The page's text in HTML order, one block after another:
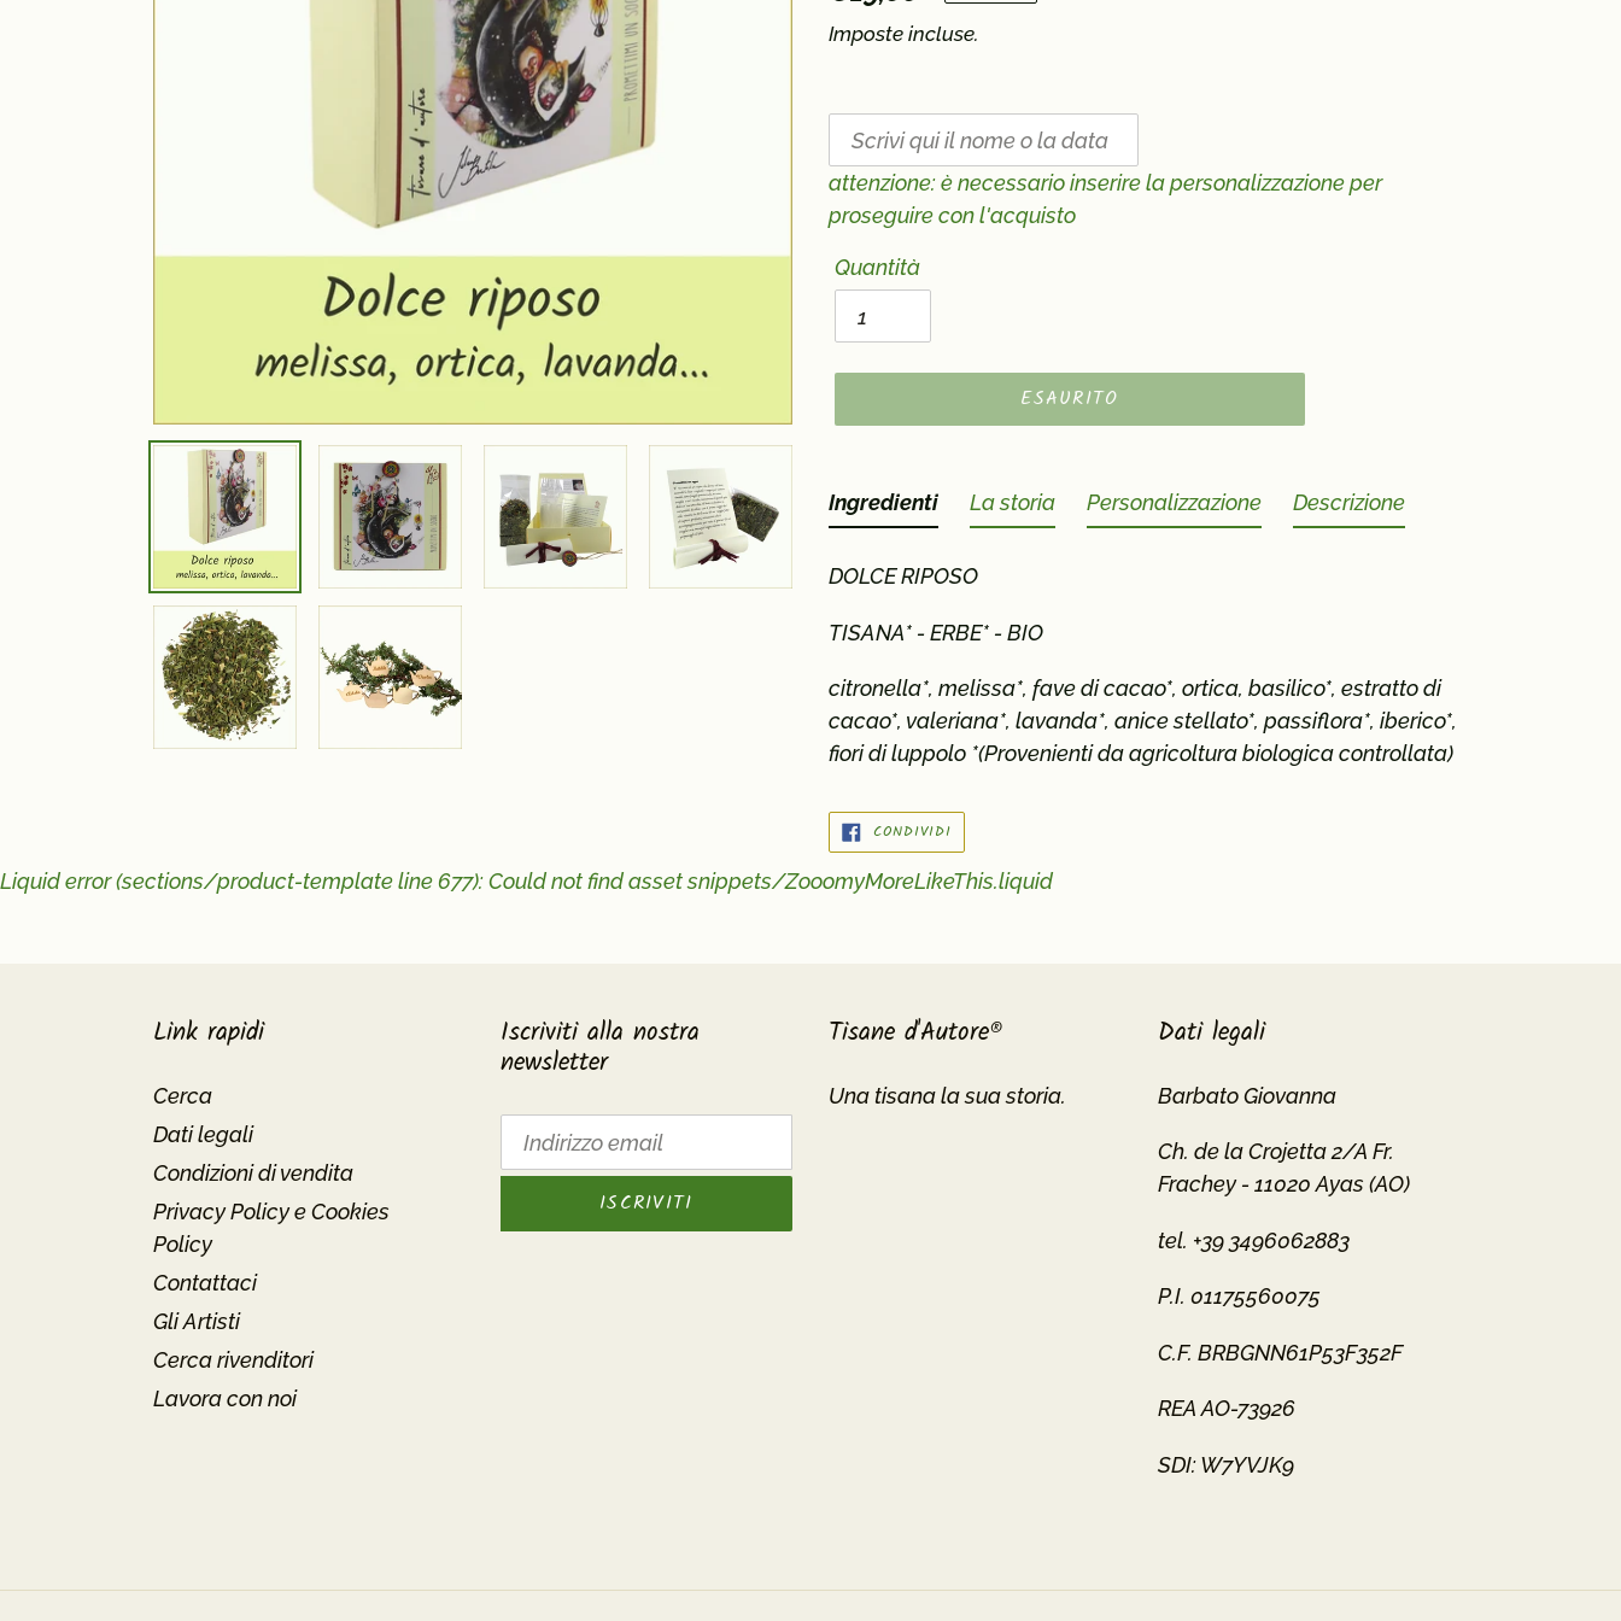
di
Imposte incluse.
attenzione: è necessario inserire la personalizzazione per
proseguire con l'acquisto
Quantità
ESAURITO
del
prodotto
nel
Ingredienti
DOLCE RIPOSO
TISANA* - ERBE* - BIO
citronella*, melissa*, fave di cacao*, ortica, basilico*, estratto di
cacao*, valeriana*, lavanda*, anice stellato*, passiflora*, iberico*,
fiori di luppolo *(Provenienti da agricoltura biologica controllata)
La storia Personalizzazione Descrizione
CONDIVIDICONDIVIDI
FACEBOOK
Liquid error (sections/product-template line 677): Could not find asset snippets/ZooomyMoreLikeThis.liquid
Link rapidi
Cerca
Dati legali
Condizioni di vendita
Privacy Policy e Cookies
Policy
Contattaci
Gli Artisti
Cerca rivenditori
Lavora con noi
Iscriviti alla nostra
newsletter
ISCRIVITI
Tisane d'Autore®
Una tisana la sua storia.
Dati legali
Barbato Giovanna
Ch. de la Crojetta 2/A Fr.
Frachey - 11020 Ayas (AO)
tel. +39 3496062883
P.I. 01175560075
C.F. BRBGNN61P53F352F
REA AO-73926
SDI: W7YVJK9